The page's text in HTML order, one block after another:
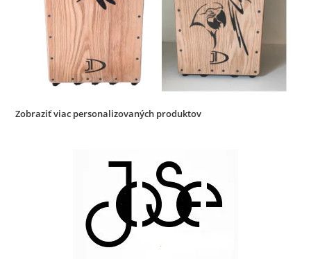
Zobraziť viac personalizovaných produktov